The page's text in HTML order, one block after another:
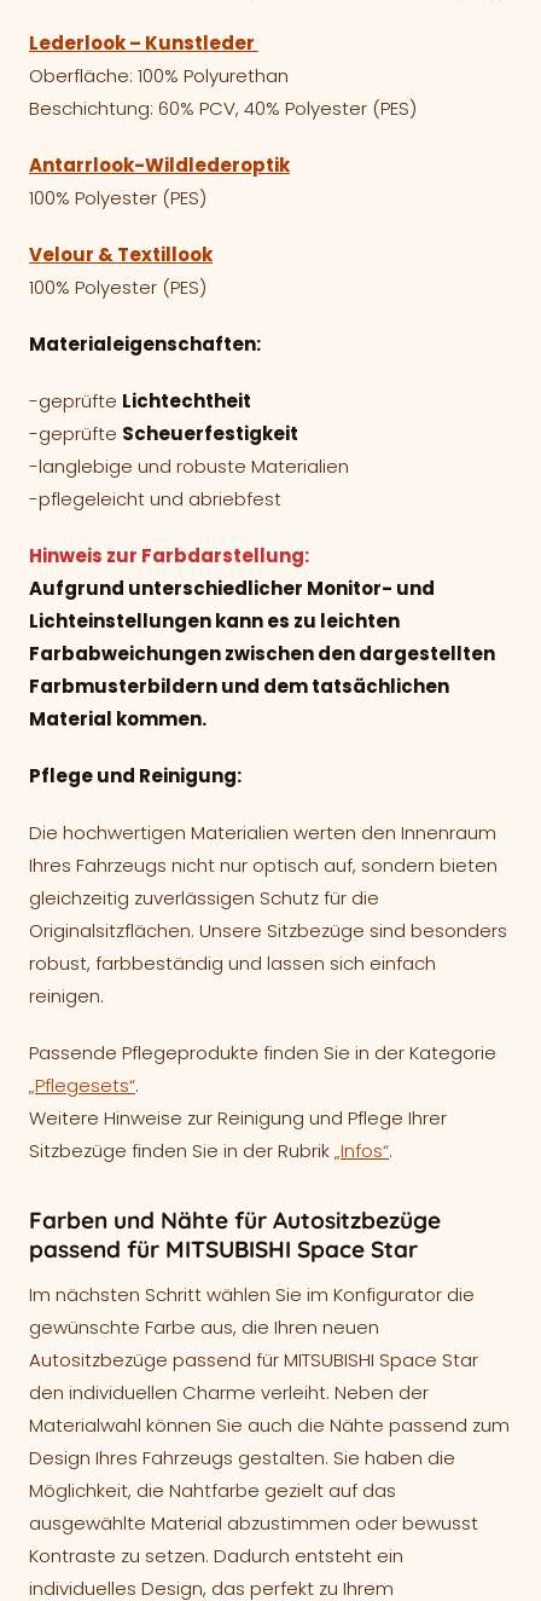
Lederlook – Kunstleder
Oberfläche: 100% Polyurethan
Beschichtung: 60% PCV, 40% Polyester (PES)
Antarrlook-Wildlederoptik
100% Polyester (PES)
Velour & Textillook
100% Polyester (PES)
Materialeigenschaften:
-geprüfte Lichtechtheit
-geprüfte Scheuerfestigkeit
-langlebige und robuste Materialien
-pflegeleicht und abriebfest
Hinweis zur Farbdarstellung:
Aufgrund unterschiedlicher Monitor- und
Lichteinstellungen kann es zu leichten
Farbabweichungen zwischen den dargestellten
Farbmusterbildern und dem tatsächlichen
Material kommen.
Pflege und Reinigung:
Die hochwertigen Materialien werten den Innenraum
Ihres Fahrzeugs nicht nur optisch auf, sondern bieten
gleichzeitig zuverlässigen Schutz für die
Originalsitzflächen. Unsere Sitzbezüge sind besonders
robust, farbbeständig und lassen sich einfach
reinigen.
Passende Pflegeprodukte finden Sie in der Kategorie
„Pflegesets“.
Weitere Hinweise zur Reinigung und Pflege Ihrer
Sitzbezüge finden Sie in der Rubrik„Infos“.
Farben und Nähte für Autositzbezüge
passend für MITSUBISHI Space Star
Im nächsten Schritt wählen Sie im Konfigurator die
gewünschte Farbe aus, die Ihren neuen
Autositzbezüge passend für MITSUBISHI Space Star
den individuellen Charme verleiht. Neben der
Materialwahl können Sie auch die Nähte passend zum
Design Ihres Fahrzeugs gestalten. Sie haben die
Möglichkeit, die Nahtfarbe gezielt auf das
ausgewählte Material abzustimmen oder bewusst
Kontraste zu setzen. Dadurch entsteht ein
individuelles Design, das perfekt zu Ihrem